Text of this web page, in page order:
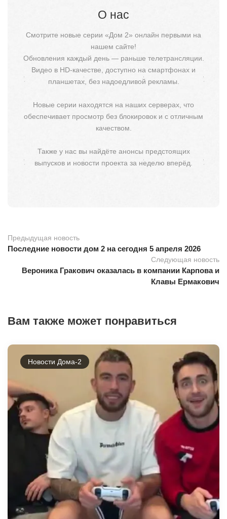
О нас
Смотрите новые серии «Дом 2» онлайн первыми на
нашем сайте!
Обновления каждый день — раньше телетрансляции.
Видео в HD-качестве, доступно на смартфонах и
планшетах, без надоедливой рекламы.
Новые серии находятся на наших серверах, что
обеспечивает просмотр без блокировок и с отличным
качеством.
Также у нас вы найдёте анонсы предстоящих
выпусков и новости проекта за неделю вперёд.
Предыдущая новость
Последние новости дом 2 на сегодня 5 апреля 2026
Следующая новость
Вероника Гракович оказалась в компании Карпова и
Клавы Ермакович
Вам также может понравиться
Новости Дома-2